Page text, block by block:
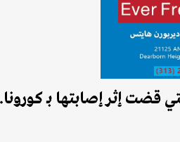
قضت إثر إصابتها بـ